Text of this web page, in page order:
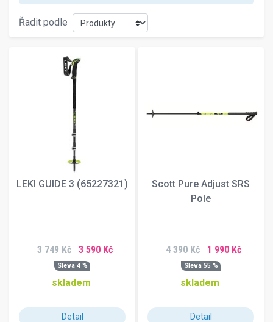
Řadit podle
LEKI GUIDE 3 (65227321)
3 749 Kč 3 590 Kč
Sleva 4 %
skladem
Detail
Scott Pure Adjust SRS
Pole
4 390 Kč 1 990 Kč
Sleva 55 %
skladem
Detail